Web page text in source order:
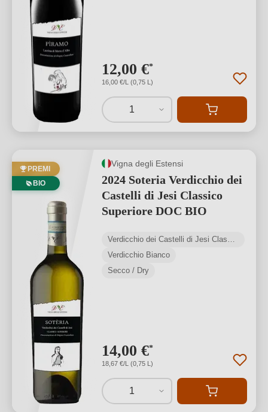
12,00 €*
16,00 €/L (0,75 L)
1
PREMI
BIO
Vigna degli Estensi
2024 Soteria Verdicchio dei
Castelli di Jesi Classico
Superiore DOC BIO
Verdicchio dei Castelli di Jesi Classico DOC
Verdicchio Bianco
Secco / Dry
14,00 €*
18,67 €/L (0,75 L)
1